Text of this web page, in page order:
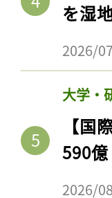
を湿
2026/
大学・
【国
590
2026/